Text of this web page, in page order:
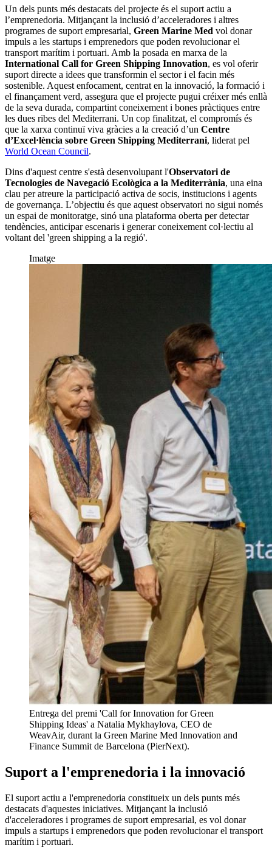
Un dels punts més destacats del projecte és el suport actiu a
l’emprenedoria. Mitjançant la inclusió d’acceleradores i altres
programes de suport empresarial, Green Marine Med vol donar
impuls a les startups i emprenedors que poden revolucionar el
transport marítim i portuari. Amb la posada en marxa de la
International Call for Green Shipping Innovation, es vol oferir
suport directe a idees que transformin el sector i el facin més
sostenible. Aquest enfocament, centrat en la innovació, la formació i
el finançament verd, assegura que el projecte pugui créixer més enllà
de la seva durada, compartint coneixement i bones pràctiques entre
les dues ribes del Mediterrani. Un cop finalitzat, el compromís és
que la xarxa continuï viva gràcies a la creació d’un Centre
d’Excel·lència sobre Green Shipping Mediterrani, liderat pel
World Ocean Council.
Dins d'aquest centre s'està desenvolupant l'Observatori de
Tecnologies de Navegació Ecològica a la Mediterrània, una eina
clau per atreure la participació activa de socis, institucions i agents
de governança. L’objectiu és que aquest observatori no sigui només
un espai de monitoratge, sinó una plataforma oberta per detectar
tendències, anticipar escenaris i generar coneixement col·lectiu al
voltant del 'green shipping a la regió'.
Imatge
Entrega del premi 'Call for Innovation for Green
Shipping Ideas' a Natalia Mykhaylova, CEO de
WeavAir, durant la Green Marine Med Innovation and
Finance Summit de Barcelona (PierNext).
Suport a l'emprenedoria i la innovació
El suport actiu a l'emprenedoria constitueix un dels punts més
destacats d'aquestes iniciatives. Mitjançant la inclusió
d'acceleradores i programes de suport empresarial, es vol donar
impuls a startups i emprenedors que poden revolucionar el transport
marítim i portuari.